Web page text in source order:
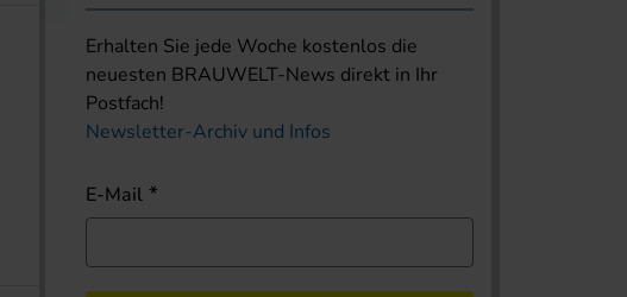
Erhalten Sie jede Woche kostenlos die
neuesten BRAUWELT-News direkt in Ihr
Postfach!
Newsletter-Archiv und Infos
E-Mail